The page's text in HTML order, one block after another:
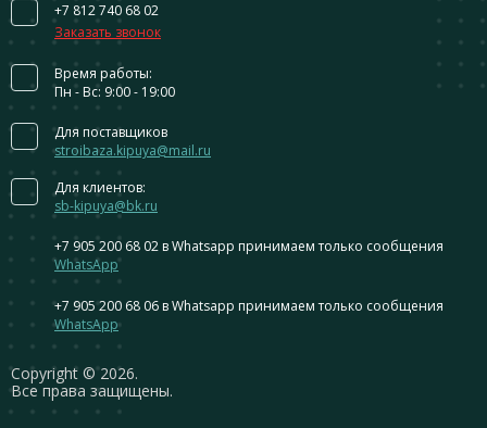
Сopyright © 2026.
Все права защищены.
+7 812 740 68 02
Заказать звонок
Время работы:
Пн - Вс: 9:00 - 19:00
Для поставщиков
stroibaza.kipuya@mail.ru
Для клиентов:
sb-kipuya@bk.ru
+7 905 200 68 02 в Whatsapp принимаем только сообщения
WhatsApp
+7 905 200 68 06 в Whatsapp принимаем только сообщения
WhatsApp